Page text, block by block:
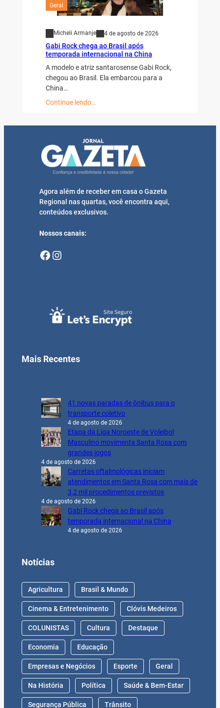
Geral
Micheli Armanje 4 de agosto de 2026
Gabi Rock chega ao Brasil após
temporada internacional na China
A modelo e atriz santarosense Gabi Rock,
chegou ao Brasil. Ela embarcou para a
China…
Continue lendo…
Agora além de receber em casa o Gazeta
Regional nas quartas, você encontra aqui,
conteúdos exclusivos.
Nossos canais:
Facebook Instagram
Mais Recentes
41 novas paradas de ônibus para o
transporte coletivo
4 de agosto de 2026
Etapa da Liga Noroeste de Voleibol
Masculino movimenta Santa Rosa com
grandes jogos
4 de agosto de 2026
Carretas oftalmológicas iniciam
atendimentos em Santa Rosa com mais de
3,2 mil procedimentos previstos
4 de agosto de 2026
Gabi Rock chega ao Brasil após
temporada internacional na China
4 de agosto de 2026
Notícias
Agricultura Brasil & Mundo
Cinema & Entretenimento Clóvis Medeiros
COLUNISTAS Cultura Destaque
Economia Educação
Empresas e Negócios Esporte Geral
Na História Política Saúde & Bem-Estar
Segurança Pública Trânsito